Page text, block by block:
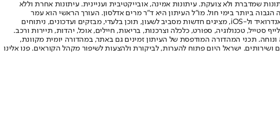
שמדברת ולא צועקת. עיתונות אמינה, אובייקטיבית ועניינית. עיתונות אחרת וללא
לעיתון הישראלי בעל שיעור החשיפה הגבוה ביותר בימי חול. מו"ל העיתון היא ד"ר מרים אדלסון. העורך הראשי הוא עמר
לחמנוביץ, והעורך המייסד הוא עמוס רגב. אתרי האינטרנט של "ישראל היום" בעברית ובאנגלית, כמו כן היישומונים (אפליקציות) לאנדרואיד ול-iOS, מציגים חדשות מסביב לשעון, תוכן בלעדי, מבזקים ועדכונים, ניתוחים
סטייל, טכנולוגיה, ספורט, כלכלה וצרכנות, בריאות, חיילים, אוכל, יהדות, תיירות ורכב.
ונוחה. תכני המהדורה המודפסת של העיתון זמינים גם באתר, במהדורה יומית מקוונת,
ישראל היום פתוח להערות, לביקורת ולהצעות לשיפור מקהל הקוראים. פנו אלינו